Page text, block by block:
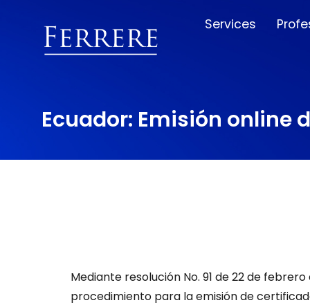
Services
Ecuador: Emisión online
Mediante resolución No. 91 de 22 de febrero
procedimiento para la emisión de